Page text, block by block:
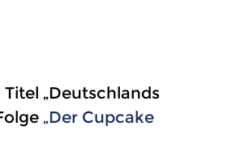
„Deutschlands
„Der Cupcake